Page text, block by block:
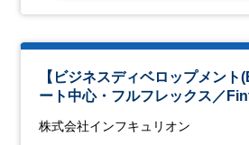
【ビジネスディベロップメン
ート中心・フルフレックス／
株式会社インフキュリオン